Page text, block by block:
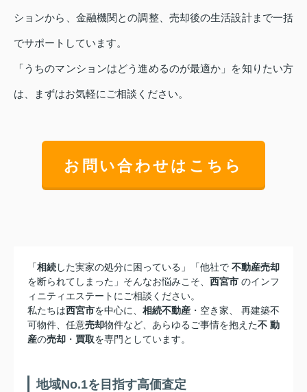
ションから、金融機関との調整、売却後の生活設計まで一括
でサポートしています。
「うちのマンションはどう進めるのが最適か」を知りたい方
は、まずはお気軽にご相談ください。
お問い合わせはこちら
「相続した実家の処分に困っている」「他社で 不動産売却
を断られてしまった」そんなお悩みこそ、 西宮市 のインフ
ィニティエステートにご相談ください。
私たちは西宮市を中心に、 相続不動産 ・空き家、 再建築不
可物件、任意売却物件など、あらゆるご事情を抱えた不 動
産の売却 ・ 買取を専門としています。
地域No.1を目指す高価査定